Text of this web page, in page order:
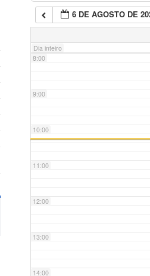
6 DE AGOSTO DE
Dia inteiro
7:00
8:00
9:00
10:00
11:00
12:00
13:00
14:00